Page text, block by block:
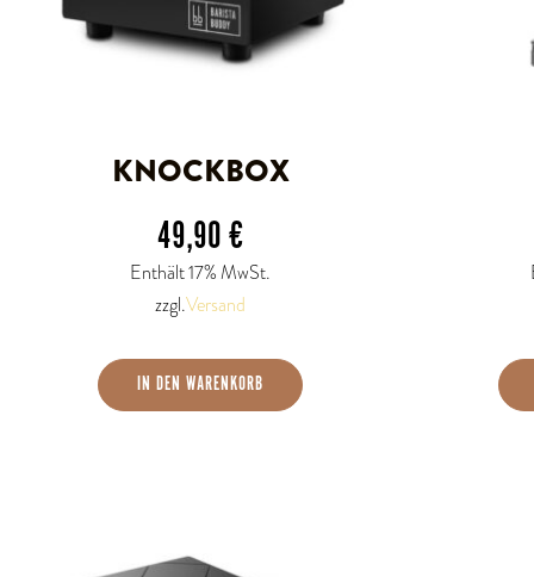
KNOCKBOX
49,90€
Enthält 17% MwSt.
zzgl.Versand
IN DEN WARENKORB